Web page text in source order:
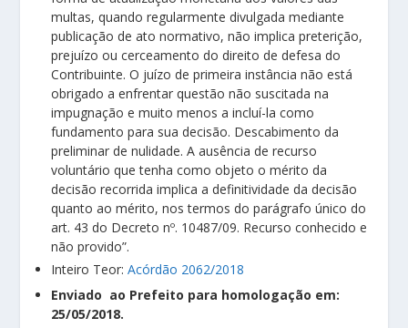
multas, quando regularmente divulgada mediante
publicação de ato normativo, não implica preterição,
prejuízo ou cerceamento do direito de defesa do
Contribuinte. O juízo de primeira instância não está
obrigado a enfrentar questão não suscitada na
impugnação e muito menos a incluí-la como
fundamento para sua decisão. Descabimento da
preliminar de nulidade. A ausência de recurso
voluntário que tenha como objeto o mérito da
decisão recorrida implica a definitividade da decisão
quanto ao mérito, nos termos do parágrafo único do
art. 43 do Decreto nº. 10487/09. Recurso conhecido e
não provido”.
Inteiro Teor:Acórdão 2062/2018
Enviado ao Prefeito para homologação em:
25/05/2018.